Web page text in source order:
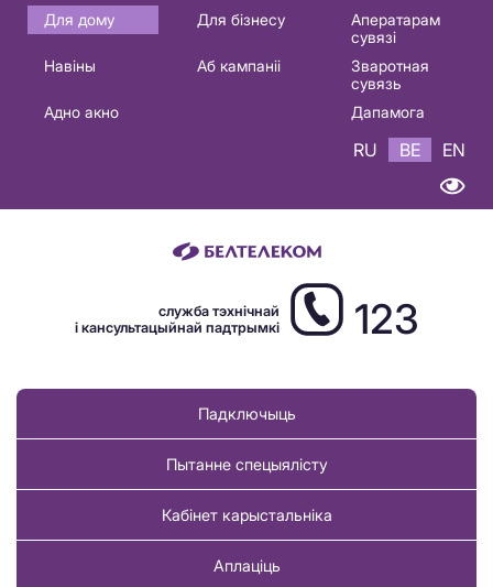
Основная
навигация
Для дому Для бізнесу
Аператарам
сувязі
Навіны
Аб кампаніі
Зваротная
сувязь
Адно акно
Дапамога
RU BE EN
служба тэхнічнай
і кансультацыйнай падтрымкі
123
Падключыць
Пытанне спецыялісту
Кабінет карыстальніка
Аплаціць